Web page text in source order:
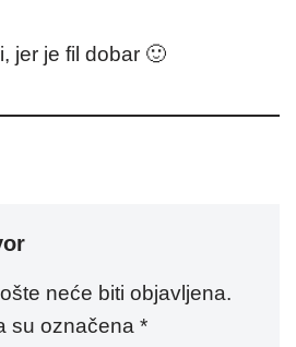
jer je fil dobar 🙂
neće biti objavljena.
su označena *